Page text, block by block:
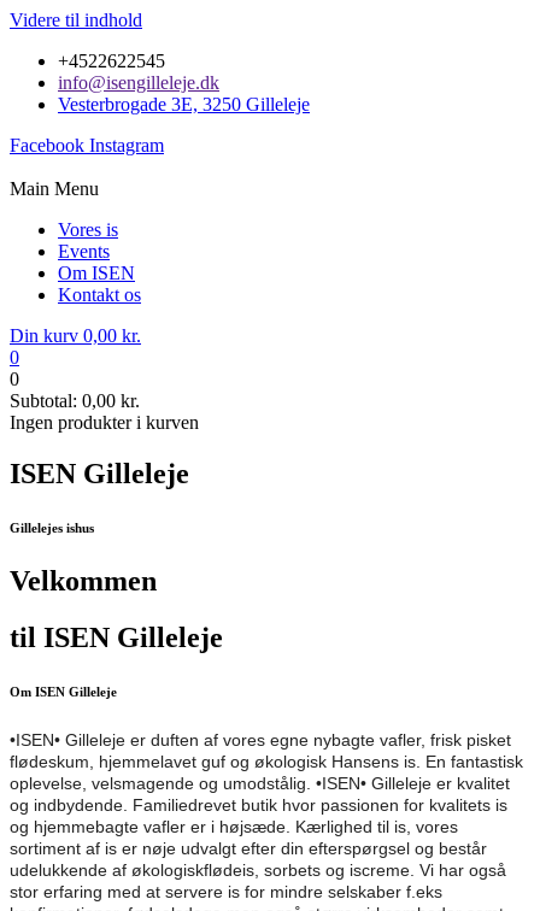
Videre til indhold
+4522622545
info@isengilleleje.dk
Vesterbrogade 3E, 3250 Gilleleje
Facebook Instagram
Main Menu
Vores is
Events
Om ISEN
Kontakt os
Din kurv 0,00 kr.
0
0
Subtotal: 0,00 kr.
Ingen produkter i kurven
ISEN Gilleleje
Gillelejes ishus
Velkommen
til ISEN Gilleleje
Om ISEN Gilleleje
•ISEN• Gilleleje er duften af vores egne nybagte vafler, frisk pisket
flødeskum, hjemmelavet guf og økologisk Hansens is. En fantastisk
oplevelse, velsmagende og umodstålig. •ISEN• Gilleleje er kvalitet
og indbydende. Familiedrevet butik hvor passionen for kvalitets is
og hjemmebagte vafler er i højsæde. Kærlighed til is, vores
sortiment af is er nøje udvalgt efter din efterspørgsel og består
udelukkende af økologiskflødeis, sorbets og iscreme. Vi har også
stor erfaring med at servere is for mindre selskaber f.eks